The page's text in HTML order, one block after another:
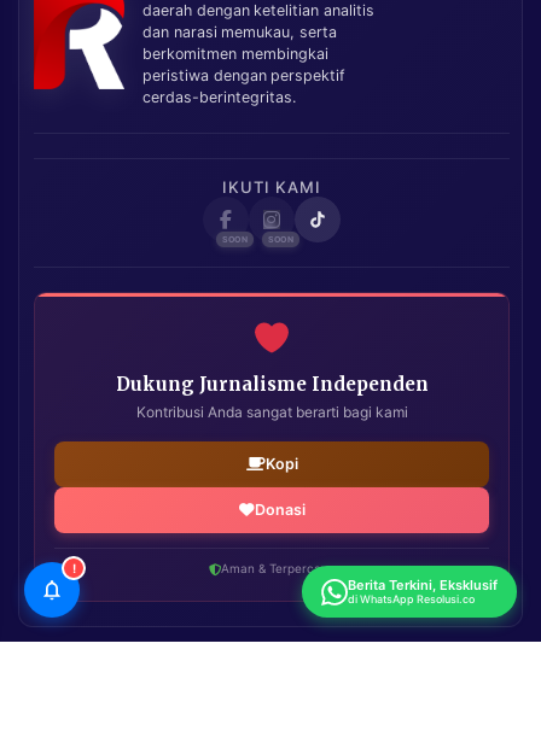
daerah dengan ketelitian analitis
dan narasi memukau, serta
berkomitmen membingkai
peristiwa dengan perspektif
cerdas-berintegritas.
IKUTI KAMI
Dukung Jurnalisme Independen
Kontribusi Anda sangat berarti bagi kami
Kopi
Donasi
Aman & Terpercaya
!
Berita Terkini, Eksklusif
di WhatsApp Resolusi.co